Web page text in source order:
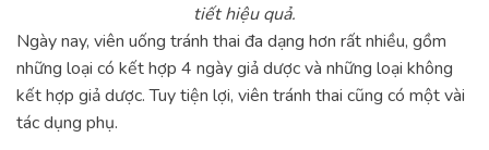
tiết hiệu quả.
Ngày nay, viên uống tránh thai đa dạng hơn rất nhiều, gồm
những loại có kết hợp 4 ngày giả dược và những loại không
kết hợp giả dược. Tuy tiện lợi, viên tránh thai cũng có một vài
tác dụng phụ.